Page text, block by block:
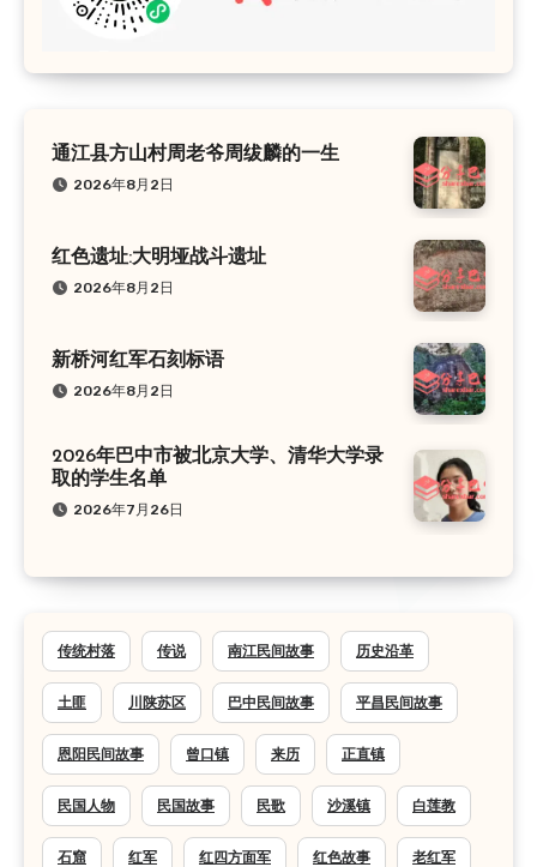
通江县方山村周老爷周绂麟的一生
2026年8月2日
红色遗址:大明垭战斗遗址
2026年8月2日
新桥河红军石刻标语
2026年8月2日
2026年巴中市被北京大学、清华大学录
取的学生名单
2026年7月26日
传统村落 传说 南江民间故事 历史沿革
土匪 川陕苏区 巴中民间故事 平昌民间故事
恩阳民间故事 曾口镇 来历 正直镇
民国人物 民国故事 民歌 沙溪镇 白莲教
石窟 红军 红四方面军 红色故事 老红军